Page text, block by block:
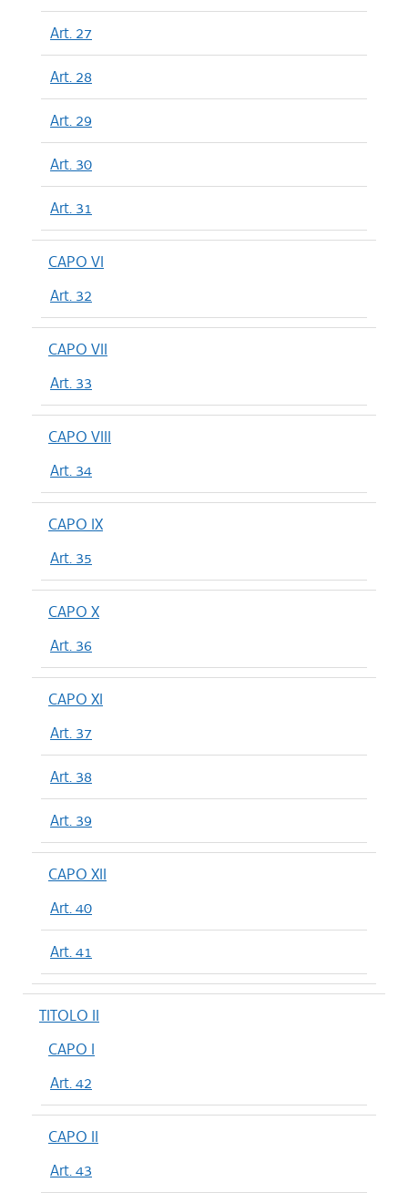
Art. 27
Art. 28
Art. 29
Art. 30
Art. 31
CAPO VI
Art. 32
CAPO VII
Art. 33
CAPO VIII
Art. 34
CAPO IX
Art. 35
CAPO X
Art. 36
CAPO XI
Art. 37
Art. 38
Art. 39
CAPO XII
Art. 40
Art. 41
TITOLO II
CAPO I
Art. 42
CAPO II
Art. 43